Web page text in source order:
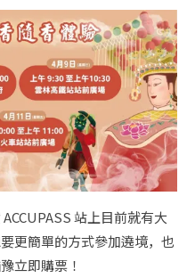
站上目前就有大
更簡單的方式參加遶境，也
立即購票！